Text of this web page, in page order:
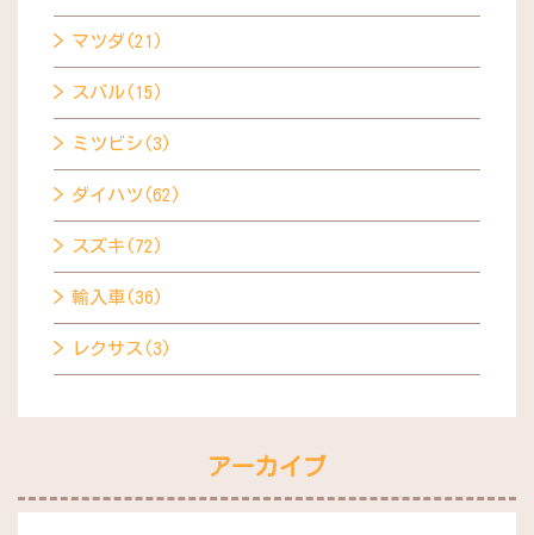
マツダ(21)
スバル(15)
ミツビシ(3)
ダイハツ(62)
スズキ(72)
輸入車(36)
レクサス(3)
アーカイブ